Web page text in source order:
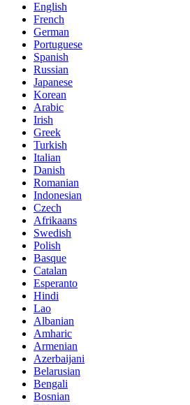
English
French
German
Portuguese
Spanish
Russian
Japanese
Korean
Arabic
Irish
Greek
Turkish
Italian
Danish
Romanian
Indonesian
Czech
Afrikaans
Swedish
Polish
Basque
Catalan
Esperanto
Hindi
Lao
Albanian
Amharic
Armenian
Azerbaijani
Belarusian
Bengali
Bosnian